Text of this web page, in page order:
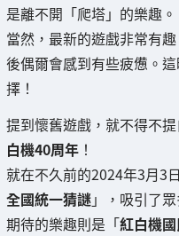
是離不開「爬塔」的樂趣。
當然，最新的遊戲非常有
後偶爾會感到有些疲憊。這
擇！
提到懷舊遊戲，就不得不
白機40周年 ！
就在不久前的2024年3月3
全國統一猜謎」，吸引了
期待的樂趣則是「紅白機